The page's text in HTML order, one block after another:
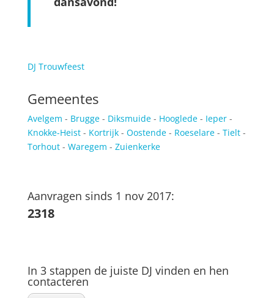
DJ Trouwfeest
Gemeentes
Avelgem - Brugge- Diksmuide- Hooglede- Ieper -
Knokke-Heist - Kortrijk- Oostende- Roeselare- Tielt-
Torhout- Waregem - Zuienkerke
Aanvragen sinds 1 nov 2017:
2318
In 3 stappen de juiste DJ vinden en hen
contacteren